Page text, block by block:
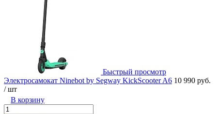
Быстрый просмотр
Электросамокат Ninebot by Segway KickScooter A6 10 990 руб.
/ шт
В корзину